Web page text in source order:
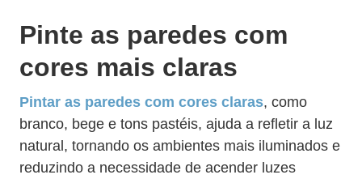
Pinte as paredes com
cores mais claras
Pintar as paredes com cores claras, como
branco, bege e tons pastéis, ajuda a refletir a luz
natural, tornando os ambientes mais iluminados e
reduzindo a necessidade de acender luzes